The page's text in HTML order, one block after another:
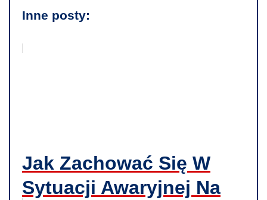
Inne posty:
Jak Zachować Się W
Sytuacji Awaryjnej Na